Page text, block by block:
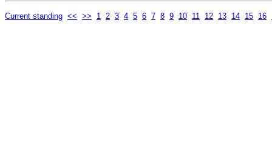
Current standing << >> 1 2 3 4 5 6 7 8 9 10 11 12 13 14 15 16